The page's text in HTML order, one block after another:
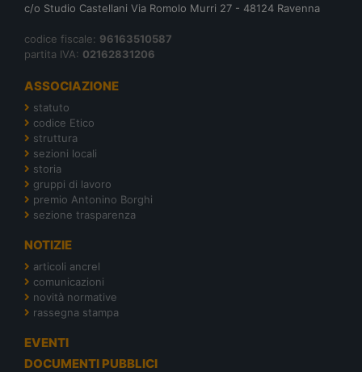
c/o Studio Castellani Via Romolo Murri 27 - 48124 Ravenna
codice fiscale: 96163510587
partita IVA: 02162831206
ASSOCIAZIONE
statuto
codice Etico
struttura
sezioni locali
storia
gruppi di lavoro
premio Antonino Borghi
sezione trasparenza
NOTIZIE
articoli ancrel
comunicazioni
novità normative
rassegna stampa
EVENTI
DOCUMENTI PUBBLICI